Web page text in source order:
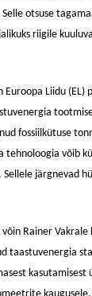
otsuse
riigile
Liidu (EL)
fossiilkütuse
võib
järgnevad
Rainer Vakrale
taastuvenergia
kasutamisest